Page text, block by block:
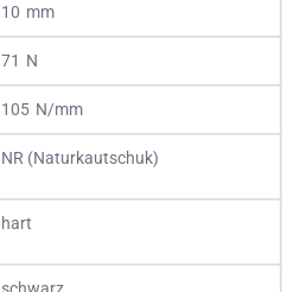
10
71
105
NR (Naturkautschuk)
hart
schwarz